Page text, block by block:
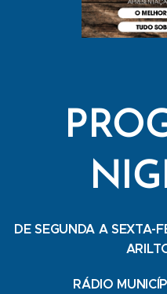
DE SEGUNDA A SEXTA-
RÁDIO